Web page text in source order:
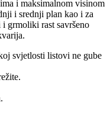
i maksimalnom visinom
i srednji plan kao i za
grmoliki rast savršeno
svjetlosti listovi ne gube